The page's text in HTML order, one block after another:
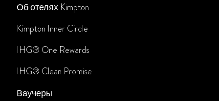
Об отелях Kimpton
Kimpton Inner Circle
IHG® One Rewards
IHG® Clean Promise
Ваучеры